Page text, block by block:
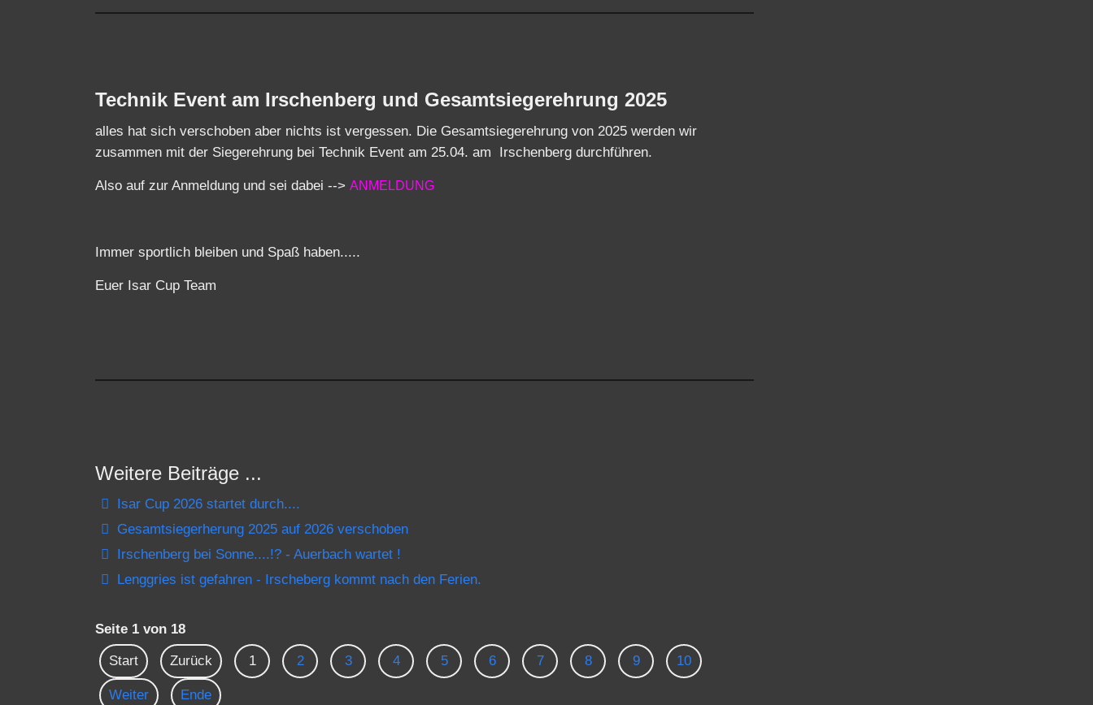
Technik Event am Irschenberg und Gesamtsiegerehrung 2025
alles hat sich verschoben aber nichts ist vergessen. Die Gesamtsiegerehrung von 2025 werden wir
zusammen mit der Siegerehrung bei Technik Event am 25.04. am Irschenberg durchführen.
Also auf zur Anmeldung und sei dabei --> ANMELDUNG
Immer sportlich bleiben und Spaß haben.....
Euer Isar Cup Team
Weitere Beiträge ...
Isar Cup 2026 startet durch....
Gesamtsiegerherung 2025 auf 2026 verschoben
Irschenberg bei Sonne....!? - Auerbach wartet !
Lenggries ist gefahren - Irscheberg kommt nach den Ferien.
Seite 1 von 18
Start Zurück 1 2 3 4 5 6 7 8 9 10
Weiter Ende